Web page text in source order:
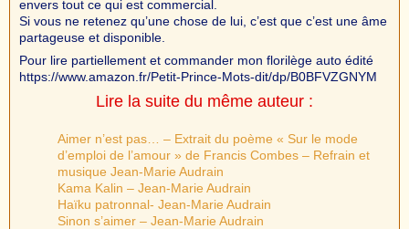
envers tout ce qui est commercial.
Si vous ne retenez qu’une chose de lui, c’est que c’est une âme
partageuse et disponible.
Pour lire partiellement et commander mon florilège auto édité
https://www.amazon.fr/Petit-Prince-Mots-dit/dp/B0BFVZGNYM
Lire la suite du même auteur :
Aimer n’est pas… – Extrait du poème « Sur le mode
d’emploi de l’amour » de Francis Combes – Refrain et
musique Jean-Marie Audrain
Kama Kalin – Jean-Marie Audrain
Haïku patronnal- Jean-Marie Audrain
Sinon s’aimer – Jean-Marie Audrain